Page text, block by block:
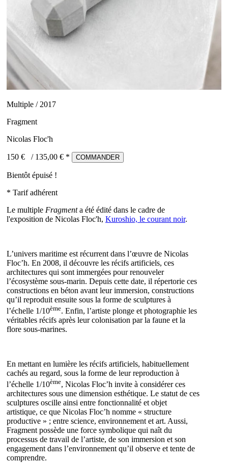
Multiple / 2017
Fragment
Nicolas Floc'h
150 € / 135,00 € * COMMANDER
Bientôt épuisé !
* Tarif adhérent
Le multiple Fragmenta été édité dans le cadre de
l'exposition de Nicolas Floc'h, Kuroshio, le courant noir.
L’univers maritime est récurrent dans l’œuvre de Nicolas
Floc’h. En 2008, il découvre les récifs artificiels, ces
architectures qui sont immergées pour renouveler
l’écosystème sous-marin. Depuis cette date, il répertorie ces
constructions en béton avant leur immersion, constructions
qu’il reproduit ensuite sous la forme de sculptures à
l’échelle 1/10ème. Enfin, l’artiste plonge et photographie les
véritables récifs après leur colonisation par la faune et la
flore sous-marines.
En mettant en lumière les récifs artificiels, habituellement
cachés au regard, sous la forme de leur reproduction à
l’échelle 1/10ème, Nicolas Floc’h invite à considérer ces
architectures sous une dimension esthétique. Le statut de ces
sculptures oscille ainsi entre fonctionnalité et objet
artistique, ce que Nicolas Floc’h nomme « structure
productive » ; entre science, environnement et art. Aussi,
Fragment possède une force symbolique qui naît du
processus de travail de l’artiste, de son immersion et son
engagement dans l’environnement qu’il observe et tente de
comprendre.